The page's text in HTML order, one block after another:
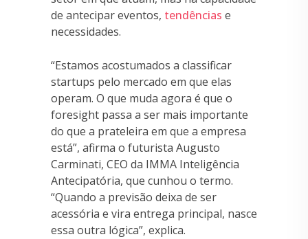
de antecipar eventos, tendências e
necessidades.
“Estamos acostumados a classificar
startups pelo mercado em que elas
operam. O que muda agora é que o
foresight passa a ser mais importante
do que a prateleira em que a empresa
está”, afirma o futurista Augusto
Carminati, CEO da IMMA Inteligência
Antecipatória, que cunhou o termo.
“Quando a previsão deixa de ser
acessória e vira entrega principal, nasce
essa outra lógica”, explica.